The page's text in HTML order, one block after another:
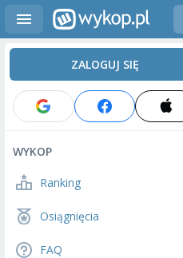
ZALOGUJ SIĘ
WYKOP
Ranking
Osiągnięcia
FAQ